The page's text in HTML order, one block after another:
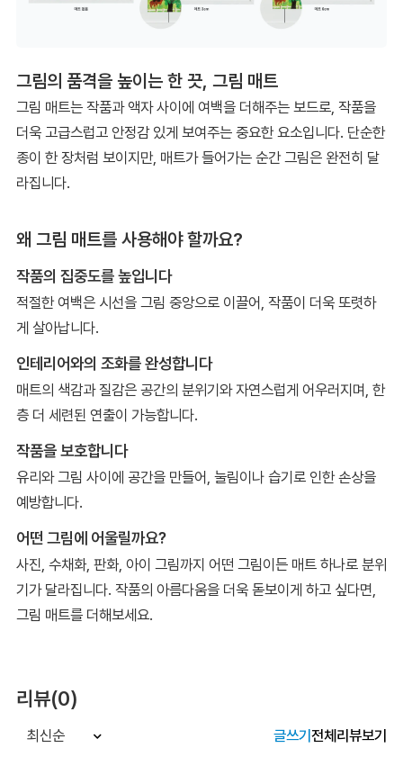
그림의 품격을 높이는 한 끗, 그림 매트
그림 매트는 작품과 액자 사이에 여백을 더해주는 보드로, 작품을
더욱 고급스럽고 안정감 있게 보여주는 중요한 요소입니다. 단순한
종이 한 장처럼 보이지만, 매트가 들어가는 순간 그림은 완전히 달
라집니다.
왜 그림 매트를 사용해야 할까요?
작품의 집중도를 높입니다
적절한 여백은 시선을 그림 중앙으로 이끌어, 작품이 더욱 또렷하
게 살아납니다.
인테리어와의 조화를 완성합니다
매트의 색감과 질감은 공간의 분위기와 자연스럽게 어우러지며, 한
층 더 세련된 연출이 가능합니다.
작품을 보호합니다
유리와 그림 사이에 공간을 만들어, 눌림이나 습기로 인한 손상을
예방합니다.
어떤 그림에 어울릴까요?
사진, 수채화, 판화, 아이 그림까지 어떤 그림이든 매트 하나로 분위
기가 달라집니다. 작품의 아름다움을 더욱 돋보이게 하고 싶다면,
그림 매트를 더해보세요.
리뷰(0)
최신순 글쓰기전체리뷰보기